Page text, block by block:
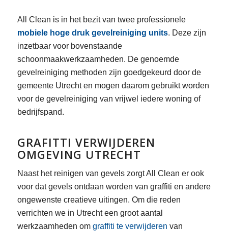
All Clean is in het bezit van twee professionele
mobiele hoge druk gevelreiniging units. Deze zijn
inzetbaar voor bovenstaande
schoonmaakwerkzaamheden. De genoemde
gevelreiniging methoden zijn goedgekeurd door de
gemeente Utrecht en mogen daarom gebruikt worden
voor de gevelreiniging van vrijwel iedere woning of
bedrijfspand.
GRAFITTI VERWIJDEREN
OMGEVING UTRECHT
Naast het reinigen van gevels zorgt All Clean er ook
voor dat gevels ontdaan worden van graffiti en andere
ongewenste creatieve uitingen. Om die reden
verrichten we in Utrecht een groot aantal
werkzaamheden om graffiti te verwijderen van